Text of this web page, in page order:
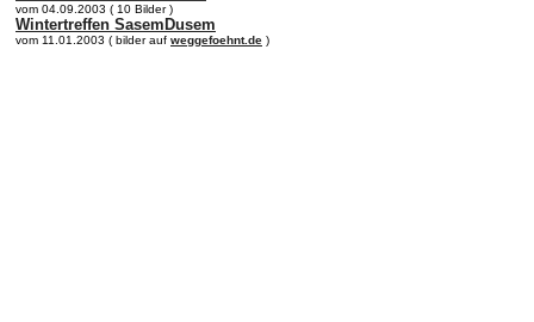
vom 04.09.2003 ( 10 Bilder )
Wintertreffen SasemDusem
vom 11.01.2003 ( bilder auf weggefoehnt.de )